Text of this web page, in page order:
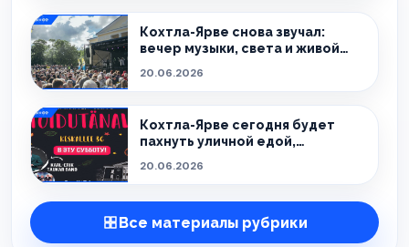
Кохтла-Ярве снова звучал:
вечер музыки, света и живой
20.06.2026
Кохтла-Ярве сегодня будет
пахнуть уличной едой,
20.06.2026
Все материалы рубрики